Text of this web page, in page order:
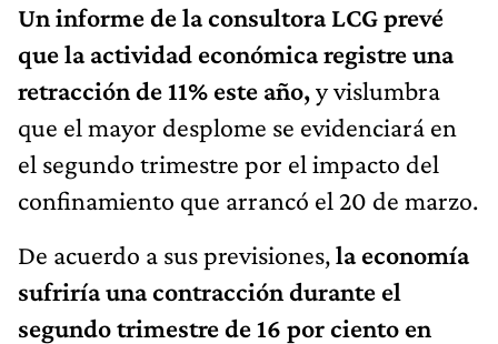
Un informe de la consultora LCG prevé
que la actividad económica registre una
retracción de 11% este año,y vislumbra
que el mayor desplome se evidenciará en
el segundo trimestre por el impacto del
confinamiento que arrancó el 20 de marzo.
De acuerdo a sus previsiones,la economía
sufriría una contracción durante el
segundo trimestre de 16 por ciento en